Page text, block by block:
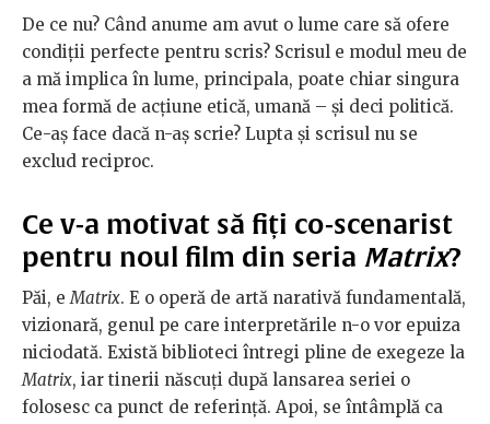
De ce nu? Când anume am avut o lume care să ofere
condiții perfecte pentru scris? Scrisul e modul meu de
a mă implica în lume, principala, poate chiar singura
mea formă de acțiune etică, umană – și deci politică.
Ce-aș face dacă n-aș scrie? Lupta și scrisul nu se
exclud reciproc.
Ce v-a motivat să fiți co-scenarist
pentru noul film din seria Matrix?
Păi, eMatrix. E o operă de artă narativă fundamentală,
vizionară, genul pe care interpretările n-o vor epuiza
niciodată. Există biblioteci întregi pline de exegeze la
Matrix, iar tinerii născuți după lansarea seriei o
folosesc ca punct de referință. Apoi, se întâmplă ca